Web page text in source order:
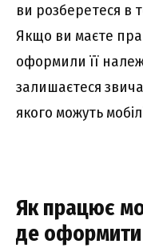
ви розберетеся в
Якщо ви маєте
оформили її
залишаєтеся
якого можуть
Як працює
де оформити